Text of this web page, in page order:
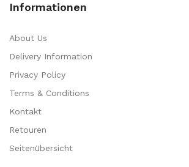
Informationen
About Us
Delivery Information
Privacy Policy
Terms & Conditions
Kontakt
Retouren
Seitenübersicht